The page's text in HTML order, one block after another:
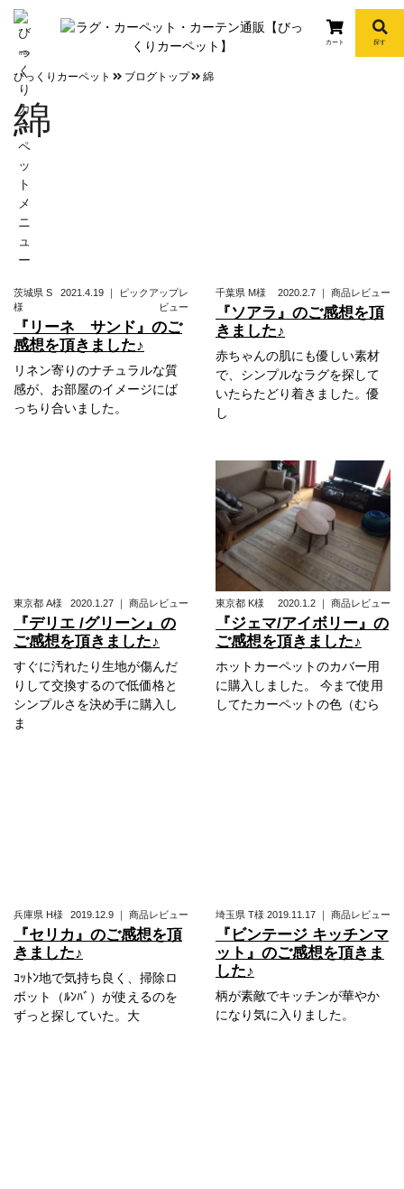
info
カート 探す
びっくりカーペット ブログトップ 綿
綿
茨城県 S
様
2021.4.19 ｜
ピックアップレ
ビュー
『リーネ サンド』のご
感想を頂きました♪
リネン寄りのナチュラルな質
感が、お部屋のイメージにば
っちり合いました。
千葉県 M様 2020.2.7 ｜ 商品レビュー
『ソアラ』のご感想を頂
きました♪
赤ちゃんの肌にも優しい素材
で、シンプルなラグを探して
いたらたどり着きました。優
し
東京都 A様 2020.1.27 ｜ 商品レビュー
『デリエ /グリーン』の
ご感想を頂きました♪
すぐに汚れたり生地が傷んだ
りして交換するので低価格と
シンプルさを決め手に購入し
ま
東京都 K様 2020.1.2 ｜ 商品レビュー
『ジェマ/アイボリー』の
ご感想を頂きました♪
ホットカーペットのカバー用
に購入しました。 今まで使用
してたカーペットの色（むら
兵庫県 H様 2019.12.9 ｜ 商品レビュー
『セリカ』のご感想を頂
きました♪
ｺｯﾄﾝ地で気持ち良く、掃除ロ
ボット（ﾙﾝﾊﾞ）が使えるのを
ずっと探していた。大
埼玉県 T様 2019.11.17 ｜ 商品レビュー
『ビンテージ キッチンマ
ット』のご感想を頂きま
した♪
柄が素敵でキッチンが華やか
になり気に入りました。